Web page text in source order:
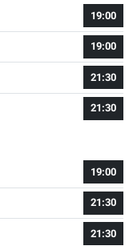
19:00
19:00
21:30
21:30
19:00
21:30
21:30